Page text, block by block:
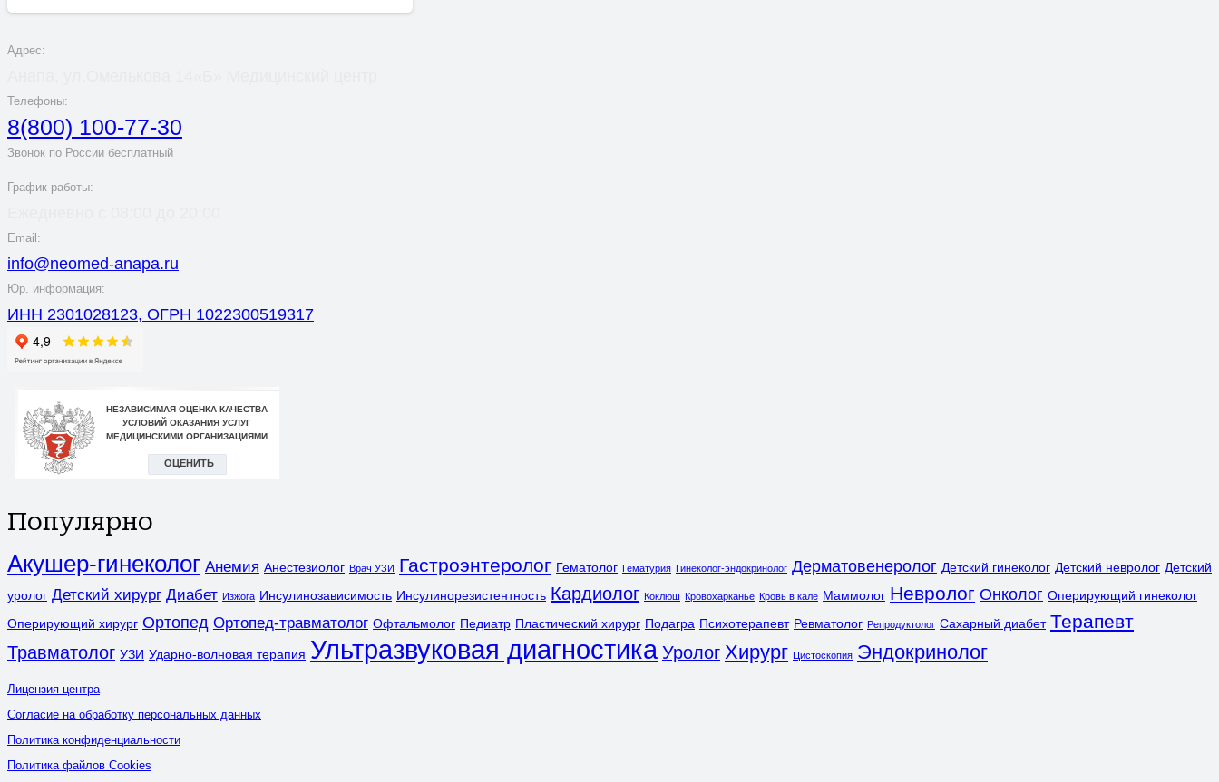
Адрес:
Телефоны:
8(800) 100-77-30
Звонок по России бесплатный
График работы:
Email:
info@neomed-anapa.ru
Юр. информация:
ИНН 2301028123, ОГРН 1022300519317
Популярно
Акушер-гинеколог Анемия Анестезиолог Врач УЗИ Гастроэнтеролог Гематолог Гематурия Гинеколог-эндокринолог Дерматовенеролог Детский гинеколог Детский невролог Детский
уролог Детский хирург Диабет Изжога Инсулинозависимость Инсулинорезистентность Кардиолог Коклюш Кровохарканье Кровь в кале Маммолог Невролог Онколог Оперирующий гинеколог
Оперирующий хирург Ортопед Ортопед-травматолог Офтальмолог Педиатр Пластический хирург Подагра Психотерапевт Ревматолог Репродуктолог Сахарный диабет Терапевт
Травматолог УЗИ Ударно-волновая терапия Ультразвуковая диагностика Уролог Хирург Цистоскопия Эндокринолог
Лицензия центра
Согласие на обработку персональных данных
Политика конфиденциальности
Политика файлов Cookies